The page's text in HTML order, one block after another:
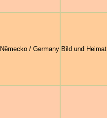
Německo / Germany Bild und Heimat